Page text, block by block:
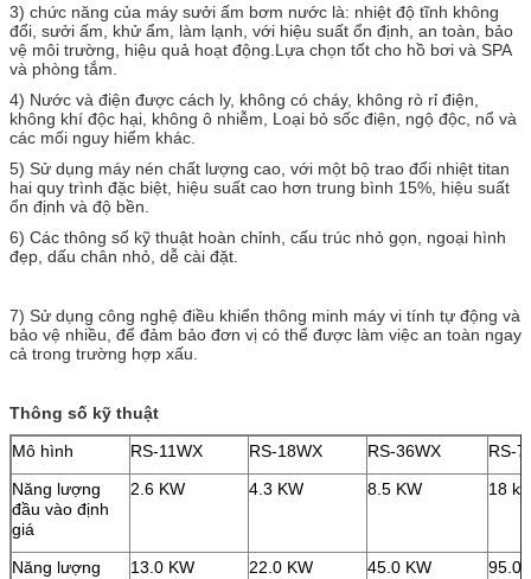
3) chức năng của máy sưởi ấm bơm nước là: nhiệt độ tĩnh không
đổi, sưởi ấm, khử ẩm, làm lạnh, với hiệu suất ổn định, an toàn, bảo
vệ môi trường, hiệu quả hoạt động.Lựa chọn tốt cho hồ bơi và SPA
và phòng tắm.
4) Nước và điện được cách ly, không có cháy, không rò rỉ điện,
không khí độc hại, không ô nhiễm, Loại bỏ sốc điện, ngộ độc, nổ và
các mối nguy hiểm khác.
5) Sử dụng máy nén chất lượng cao, với một bộ trao đổi nhiệt titan
hai quy trình đặc biệt, hiệu suất cao hơn trung bình 15%, hiệu suất
ổn định và độ bền.
6) Các thông số kỹ thuật hoàn chỉnh, cấu trúc nhỏ gọn, ngoại hình
đẹp, dấu chân nhỏ, dễ cài đặt.
7) Sử dụng công nghệ điều khiển thông minh máy vi tính tự động và
bảo vệ nhiều, để đảm bảo đơn vị có thể được làm việc an toàn ngay
cả trong trường hợp xấu.
Thông số kỹ thuật
Mô hình
RS-11WX RS-18WX RS-36WX
RS-
Năng lượng
đầu vào định
giá
2.6 KW 4.3 KW 8.5 KW 18
Năng lượng
13.0 KW 22.0 KW 45.0 KW 95.0